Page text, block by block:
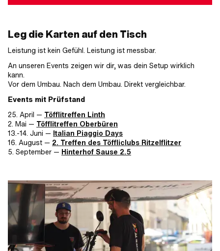
Leg die Karten auf den Tisch
Leistung ist kein Gefühl. Leistung ist messbar.
An unseren Events zeigen wir dir, was dein Setup wirklich
kann.
Vor dem Umbau. Nach dem Umbau. Direkt vergleichbar.
Events mit Prüfstand
25. April — Töfflitreffen Linth
2. Mai — Töfflitreffen Oberbüren
13.-14. Juni — Italian Piaggio Days
16. August — 2. Treffen des Töffliclubs Ritzelflitzer
5. September — Hinterhof Sause 2.5